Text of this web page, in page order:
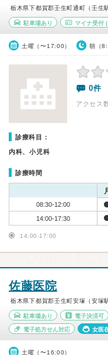
栃木県下都賀郡壬生町通町（壬生
駐車場あり マイナ受付(
土曜（〜17:00） 朝（
0件
アクセス
診療科目：
内科、小児科
診療時間
08:30-12:00
14:00-17:30
14:00-17:00
佐藤医院
栃木県下都賀郡壬生町安塚（安塚
駐車場あり 電子決済可
電子処方せん対応 女医
土曜（〜16:00）